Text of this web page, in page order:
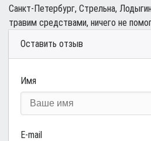
Cанкт-Петербург, Стрельна,
травим средствами, ничего не
Оставить отзыв
Имя
E-mail